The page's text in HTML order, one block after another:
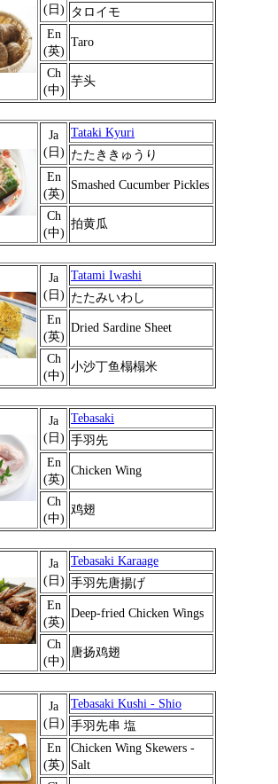
(日)
タロイモ
En
(英)
Taro
Ch
(中)
芋头
Ja
(日)
Tataki Kyuri
たたききゅうり
En
(英)
Smashed Cucumber Pickles
Ch
(中)
拍黄瓜
Ja
(日)
Tatami Iwashi
たたみいわし
En
(英)
Dried Sardine Sheet
Ch
(中)
小沙丁鱼榻榻米
Ja
(日)
Tebasaki
手羽先
En
(英)
Chicken Wing
Ch
(中)
鸡翅
Ja
(日)
Tebasaki Karaage
手羽先唐揚げ
En
(英)
Deep-fried Chicken Wings
Ch
(中)
唐扬鸡翅
Ja
(日)
Tebasaki Kushi - Shio
手羽先串 塩
En
(英)
Chicken Wing Skewers -
Salt